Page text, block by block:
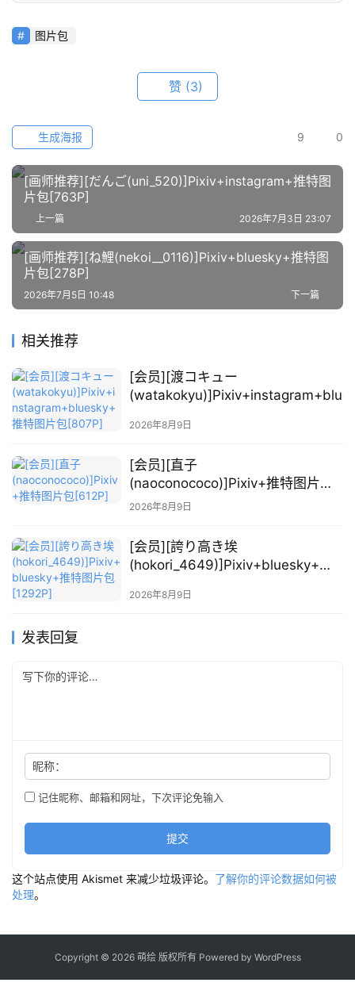
素
库
关
本
站
图片包
赞 (3)
9 0
生成海报
[画师推荐][だんご(uni_520)]Pixiv+instagram+推特图
片包[763P]
上一篇 2026年7月3日 23:07
[画师推荐][ね鯉(nekoi__0116)]Pixiv+bluesky+推特图
片包[278P]
下一篇
2026年7月5日 10:48
相关推荐
[会员][渡コキュー
2026年8月9日
[会员][直子
(naoconococo)]Pixiv+推特图片包
[612P]
2026年8月9日
[会员][誇り高き埃
(hokori_4649)]Pixiv+bluesky+推
2026年8月9日
发表回复
昵称：
记住昵称、邮箱和网址，下次评论免输入
提交
这个站点使用 Akismet 来减少垃圾评论。 了解你的评论数据如何被
处理。
Copyright © 2026 萌绘 版权所有 Powered by WordPress